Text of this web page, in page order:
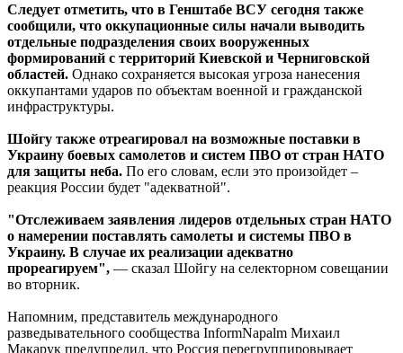
Следует отметить, что в Генштабе ВСУ сегодня также
сообщили, что оккупационные силы начали выводить
отдельные подразделения своих вооруженных
формирований с территорий Киевской и Черниговской
областей. Однако сохраняется высокая угроза нанесения
оккупантами ударов по объектам военной и гражданской
инфраструктуры.
Шойгу также отреагировал на возможные поставки в
Украину боевых самолетов и систем ПВО от стран НАТО
для защиты неба. По его словам, если это произойдет –
реакция России будет "адекватной".
"Отслеживаем заявления лидеров отдельных стран НАТО
о намерении поставлять самолеты и системы ПВО в
Украину. В случае их реализации адекватно
прореагируем", — сказал Шойгу на селекторном совещании
во вторник.
Напомним, представитель международного
разведывательного сообщества InformNapalm Михаил
Макарук предупредил, что Россия перегруппировывает